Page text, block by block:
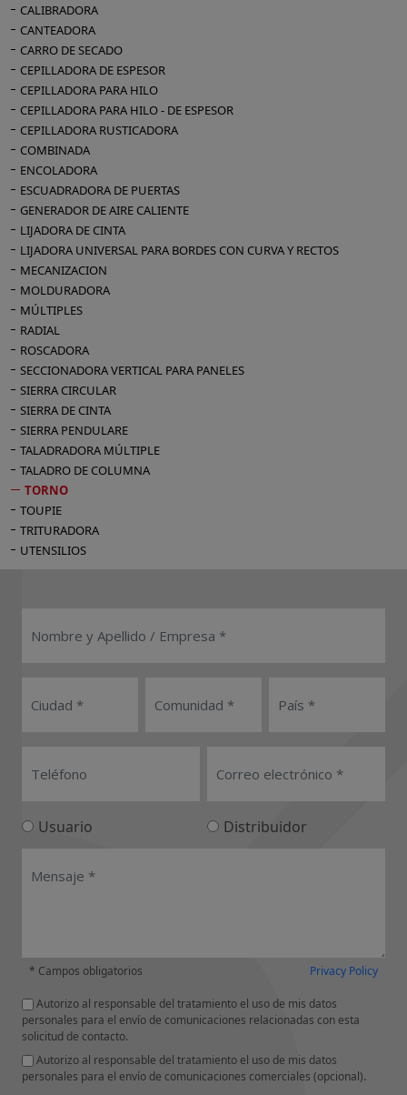
copying group with rest 53
Macchina equipped with copying device: max
working lenght mm 1120
max diameter mm 200
equipped with mobile rest :
max working lenght mm 1070
max diameter max mm 80
Standard equipment : rigid base - holder for
tool
CALIBRADORA
CANTEADORA
CARRO DE SECADO
CEPILLADORA DE ESPESOR
CEPILLADORA PARA HILO
CEPILLADORA PARA HILO - DE ESPESOR
CEPILLADORA RUSTICADORA
COMBINADA
ENCOLADORA
ESCUADRADORA DE PUERTAS
GENERADOR DE AIRE CALIENTE
LIJADORA DE CINTA
LIJADORA UNIVERSAL PARA BORDES CON CURVA Y RECTOS
MECANIZACION
MOLDURADORA
MÚLTIPLES
RADIAL
ROSCADORA
SECCIONADORA VERTICAL PARA PANELES
SIERRA CIRCULAR
SIERRA DE CINTA
SIERRA PENDULARE
TALADRADORA MÚLTIPLE
TALADRO DE COLUMNA
TORNO
TOUPIE
TRITURADORA
UTENSILIOS
Usuario Distribuidor
* Campos obligatorios Privacy Policy
Autorizo al responsable del tratamiento el uso de mis datos
personales para el envío de comunicaciones relacionadas con esta
solicitud de contacto.
Autorizo al responsable del tratamiento el uso de mis datos
personales para el envío de comunicaciones comerciales (opcional).